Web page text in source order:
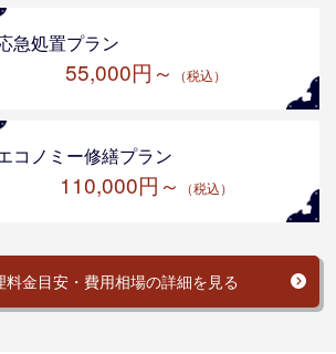
急処置プラン
55,000円～ （税込）
コノミー修繕プラン
110,000円～ （税込）
料金目安・費用相場の詳細を見る